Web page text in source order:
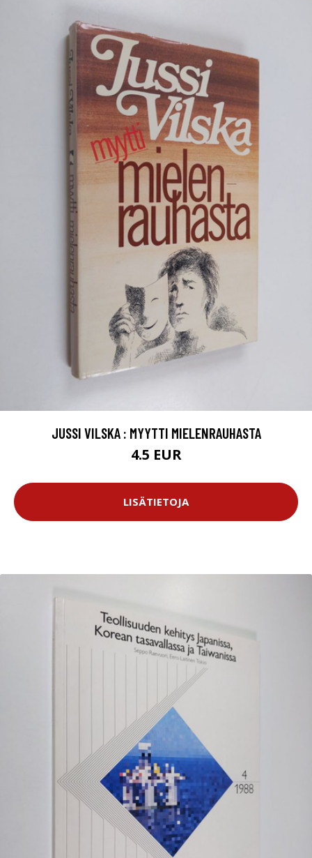
JUSSI VILSKA : MYYTTI MIELENRAUHASTA
4.5 EUR
LISÄTIETOJA